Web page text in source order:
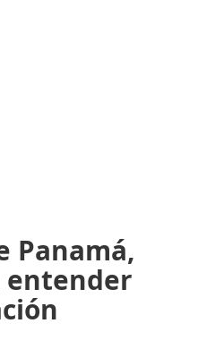
Panamá,
entender